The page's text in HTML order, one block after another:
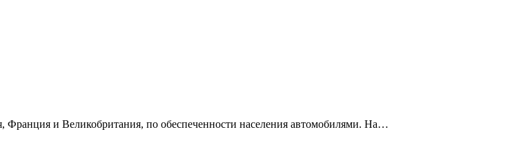
и Великобритания, по обеспеченности населения автомобилями. На…